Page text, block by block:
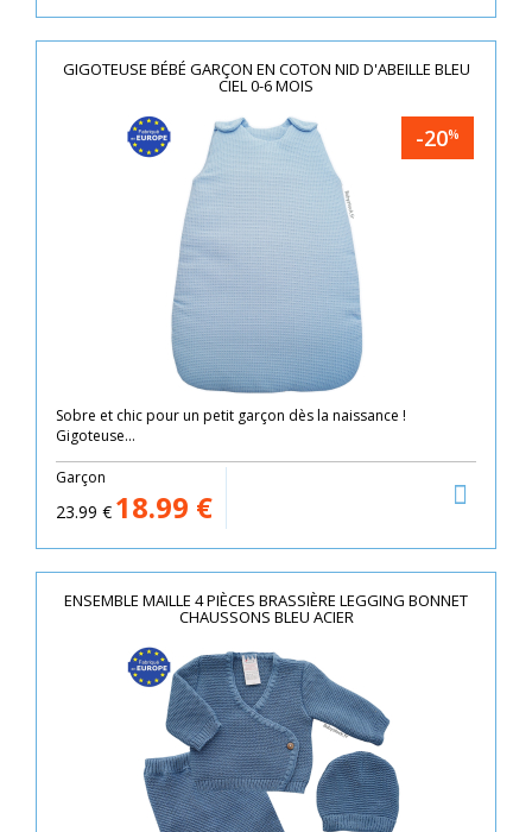
GIGOTEUSE BÉBÉ GARÇON EN COTON NID D'ABEILLE BLEU
CIEL 0-6 MOIS
-20%
Sobre et chic pour un petit garçon dès la naissance !
Gigoteuse...
Garçon
23.99 € 18.99 €
ENSEMBLE MAILLE 4 PIÈCES BRASSIÈRE LEGGING BONNET
CHAUSSONS BLEU ACIER